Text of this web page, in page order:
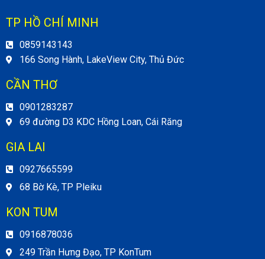
TP HỒ CHÍ MINH
0859143143
166 Song Hành, LakeView City, Thủ Đức
CẦN THƠ
0901283287
69 đường D3 KDC Hồng Loan, Cái Răng
GIA LAI
0927665599
68 Bờ Kè, TP Pleiku
KON TUM
0916878036
249 Trần Hưng Đạo, TP KonTum